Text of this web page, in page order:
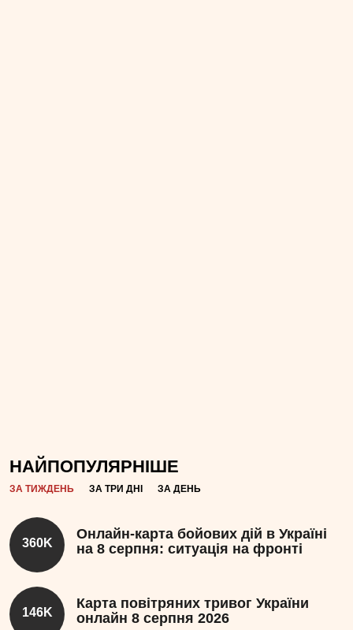
НАЙПОПУЛЯРНІШЕ
ЗА ТИЖДЕНЬ ЗА ТРИ ДНІ ЗА ДЕНЬ
360K
Онлайн-карта бойових дій в Україні
на 8 серпня: ситуація на фронті
146K
Карта повітряних тривог України
онлайн 8 серпня 2026